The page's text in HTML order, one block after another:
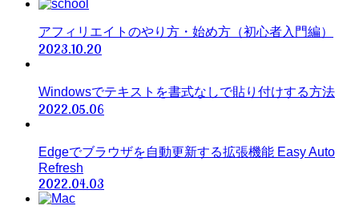
アフィリエイトのやり方・始め方（初心者入門編）
2023.10.20
Windowsでテキストを書式なしで貼り付けする方法
2022.05.06
Edgeでブラウザを自動更新する拡張機能 Easy Auto
Refresh
2022.04.03